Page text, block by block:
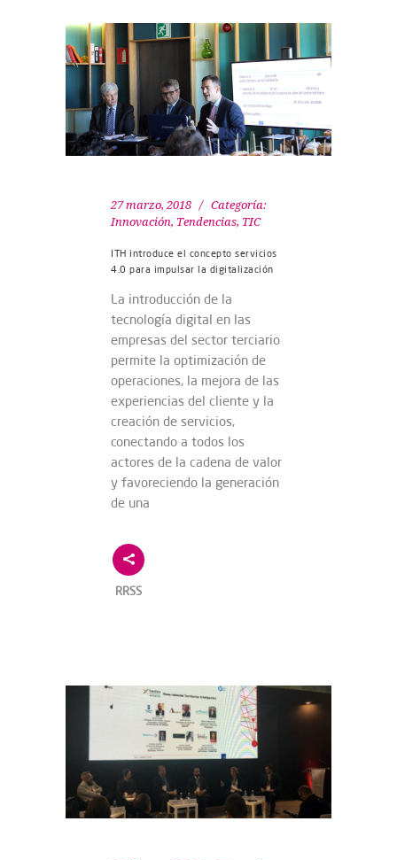
27 marzo, 2018
Categoría:
Innovación, Tendencias, TIC
ITH introduce el concepto servicios
4.0 para impulsar la digitalización
La introducción de la
tecnología digital en las
empresas del sector terciario
permite la optimización de
operaciones, la mejora de las
experiencias del cliente y la
creación de servicios,
conectando a todos los
actores de la cadena de valor
y favoreciendo la generación
de una
RRSS